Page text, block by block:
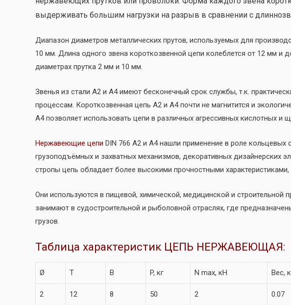
выдерживать большим нагрузки на разрыв в сравнении с
Диапазон диаметров металлических прутов, используемых для
10 мм. Длина одного звена короткозвенной цепи колеблется от 12 мм и
диаметрах прутка 2 мм и 10 мм.
Звенья из стали А2 и А4 имеют бесконечный срок службы, т.к.
процессам. Короткозвенная цепь А2 и А4 почти не магнитится и
А4 позволяет использовать цепи в различных агрессивных кислотных и
Нержавеющие цепи DIN 766 А2 и А4 нашли применение в роле кольцевых
грузоподъёмных и захватных механизмов, декоративных дизайнерских
стропы цепь обладает более высокими прочностными характеристиками,
Они используются в пищевой, химической, медицинской и строительной
занимают в судостроительной и рыболовной отраслях, где
грузов.
Таблица характеристик ЦЕПЬ НЕРЖАВЕЮЩАЯ:
Ø T B P, кг N max, кН Вес,
2 12 8 50 2 0.07